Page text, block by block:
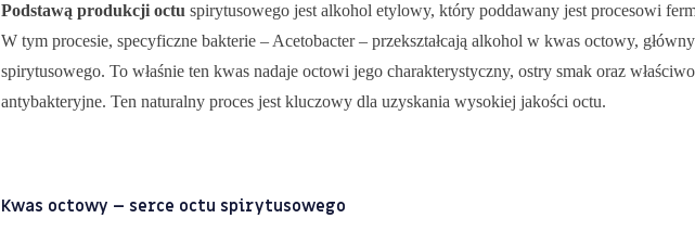
Podstawą produkcji octu spirytusowego jest alkohol etylowy, który poddawany jest procesowi
W tym procesie, specyficzne bakterie – Acetobacter – przekształcają alkohol w kwas octowy,
spirytusowego. To właśnie ten kwas nadaje octowi jego charakterystyczny, ostry smak oraz
antybakteryjne. Ten naturalny proces jest kluczowy dla uzyskania wysokiej jakości octu.
Kwas octowy – serce octu spirytusowego